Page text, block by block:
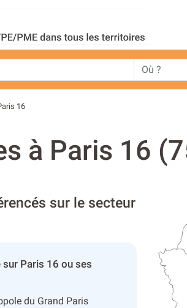
16
à Paris 16
sur le secteur
Paris 16 ou ses
du Grand Paris